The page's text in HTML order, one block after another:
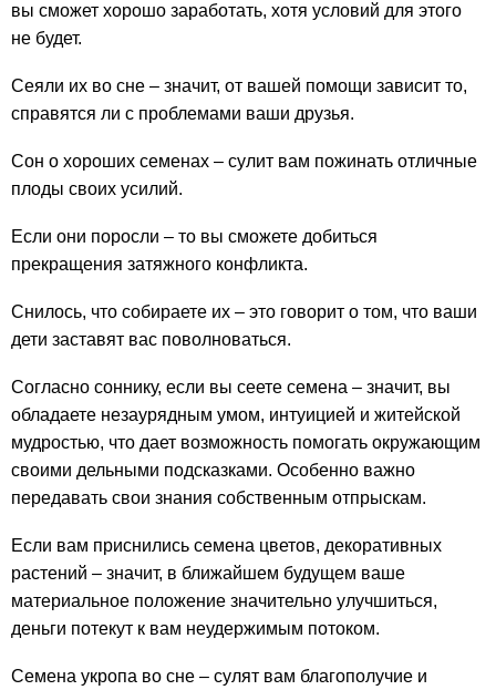
вы сможет хорошо заработать, хотя условий для этого
не будет.
Сеяли их во сне – значит, от вашей помощи зависит то,
справятся ли с проблемами ваши друзья.
Сон о хороших семенах – сулит вам пожинать отличные
плоды своих усилий.
Если они поросли – то вы сможете добиться
прекращения затяжного конфликта.
Снилось, что собираете их – это говорит о том, что ваши
дети заставят вас поволноваться.
Согласно соннику, если вы сеете семена – значит, вы
обладаете незаурядным умом, интуицией и житейской
мудростью, что дает возможность помогать окружающим
своими дельными подсказками. Особенно важно
передавать свои знания собственным отпрыскам.
Если вам приснились семена цветов, декоративных
растений – значит, в ближайшем будущем ваше
материальное положение значительно улучшиться,
деньги потекут к вам неудержимым потоком.
Семена укропа во сне – сулят вам благополучие и